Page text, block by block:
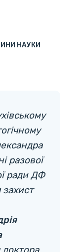
НАУКИ
разової
ради ДФ
захист